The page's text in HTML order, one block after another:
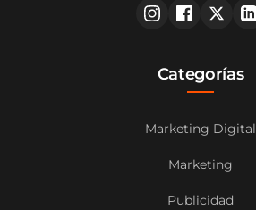
Categorías
Marketing Digital
Marketing
Publicidad